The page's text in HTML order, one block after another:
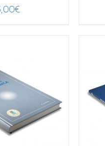
€
AL CARRITO
/